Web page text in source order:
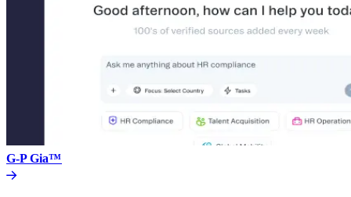
G-P Gia™​​